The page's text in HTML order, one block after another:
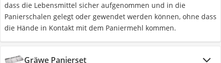
dass die Lebensmittel sicher aufgenommen und in die
Panierschalen gelegt oder gewendet werden können, ohne dass
die Hände in Kontakt mit dem Paniermehl kommen.
Gräwe Panierset